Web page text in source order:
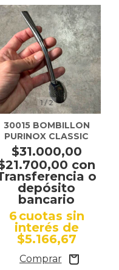
1/2
30015 BOMBILLON
PURINOX CLASSIC
$31.000,00
con
o
depósito
bancario
6cuotas sin
interés de
$5.166,67